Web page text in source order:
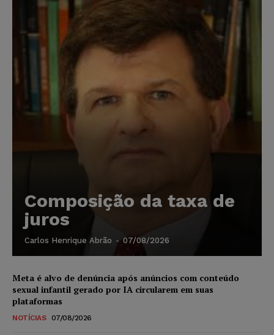
Composição da taxa de
juros
Carlos Henrique Abrão - 07/08/2026
Meta é alvo de denúncia após anúncios com conteúdo
sexual infantil gerado por IA circularem em suas
plataformas
NOTÍCIAS 07/08/2026